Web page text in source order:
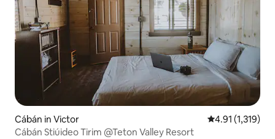
Cábán in Victor Meánrátáil 4.91
4.91 (1,319)
Cábán Stiúideo Tirim @Teton Valley Resort